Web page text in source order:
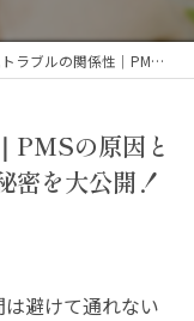
｜PMSの原因と対策｜エステサロン業界の秘密を大公開！
PMSの原因と
密を大公開！
避けて通れない